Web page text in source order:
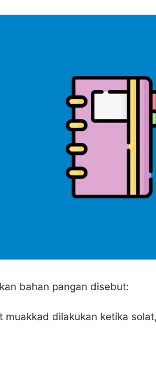
bahan pangan disebut:
muakkad dilakukan ketika